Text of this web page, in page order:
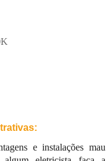
e instalações mau